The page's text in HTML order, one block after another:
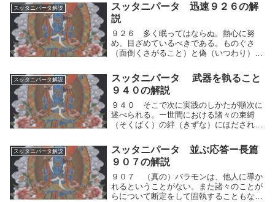
スッタニパータ解説
スッタニパータ 迅速９２６の解
説
９２６ 多く眠ってはならぬ。熱心に努
め、目ざめているべきである。ものぐさ
（面倒くさがること）と偽（いつわり）り
てよ。多く眠ってはならぬ。熱心に人間的
思考の運動を制することに努め、よく観察
し、目ざめている...
スッタニパータ解説
スッタニパータ 武器を執ること
９４０の解説
９４０ そこで次に実践のしかたが順次に
述べられる。ー世間における諸々の束縛
（そくばく）の絆（きずな）にほだされて
くして、自己の安らぎを学べ。そこで次に
実践のしかたが順次に述べられる。ー世間
における諸々の...
スッタニパータ解説
スッタニパータ 並ぶ応答ー長篇
９０７の解説
９０７ （真の）バラモンは、他人に導か
れるということがない。また諸々のことが
らについて断定をして固執することもな